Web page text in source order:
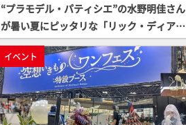
“プラモデル・パティシエ”の水野明佳さん
が暑い夏にピッタリな「リック・ディア
ス〜アイスver.〜」を製作【ガンダムフォ
ワード Vol.11抜粋】
イベント